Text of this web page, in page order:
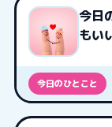
今日
もい
今日のひとこと